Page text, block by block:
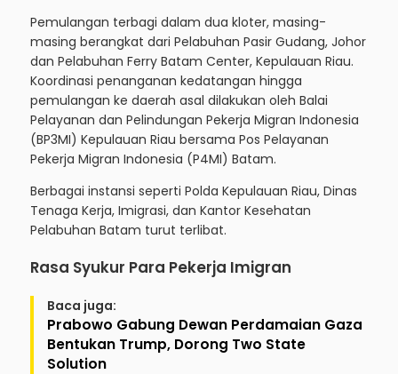
Pemulangan terbagi dalam dua kloter, masing-
masing berangkat dari Pelabuhan Pasir Gudang, Johor
dan Pelabuhan Ferry Batam Center, Kepulauan Riau.
Koordinasi penanganan kedatangan hingga
pemulangan ke daerah asal dilakukan oleh Balai
Pelayanan dan Pelindungan Pekerja Migran Indonesia
(BP3MI) Kepulauan Riau bersama Pos Pelayanan
Pekerja Migran Indonesia (P4MI) Batam.
Berbagai instansi seperti Polda Kepulauan Riau, Dinas
Tenaga Kerja, Imigrasi, dan Kantor Kesehatan
Pelabuhan Batam turut terlibat.
Rasa Syukur Para Pekerja Imigran
Baca juga:
Prabowo Gabung Dewan Perdamaian Gaza
Bentukan Trump, Dorong Two State
Solution